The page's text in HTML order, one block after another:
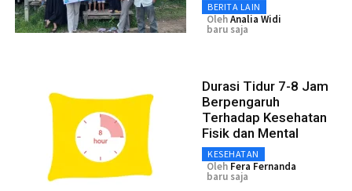
BERITA LAIN
OlehAnalia Widi
baru saja
Durasi Tidur 7-8 Jam
Berpengaruh
Terhadap Kesehatan
Fisik dan Mental
KESEHATAN
Oleh Fera Fernanda
baru saja